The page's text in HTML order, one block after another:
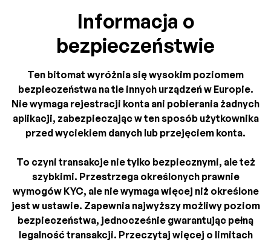
Informacja o
bezpieczeństwie
Ten bitomat wyróżnia się wysokim poziomem
bezpieczeństwa na tle innych urządzeń w Europie.
Nie wymaga rejestracji konta ani pobierania żadnych
aplikacji, zabezpieczając w ten sposób użytkownika
przed wyciekiem danych lub przejęciem konta.
To czyni transakcje nie tylko bezpiecznymi, ale też
szybkimi. Przestrzega określonych prawnie
wymogów KYC, ale nie wymaga więcej niż określone
jest w ustawie. Zapewnia najwyższy możliwy poziom
bezpieczeństwa, jednocześnie gwarantując pełną
legalność transakcji. Przeczytaj więcej o limitach